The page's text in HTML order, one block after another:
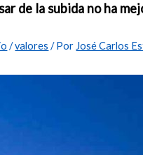
de la subida no ha
/valores / Por José Carlos